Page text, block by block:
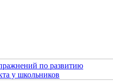
по развитию
у школьников